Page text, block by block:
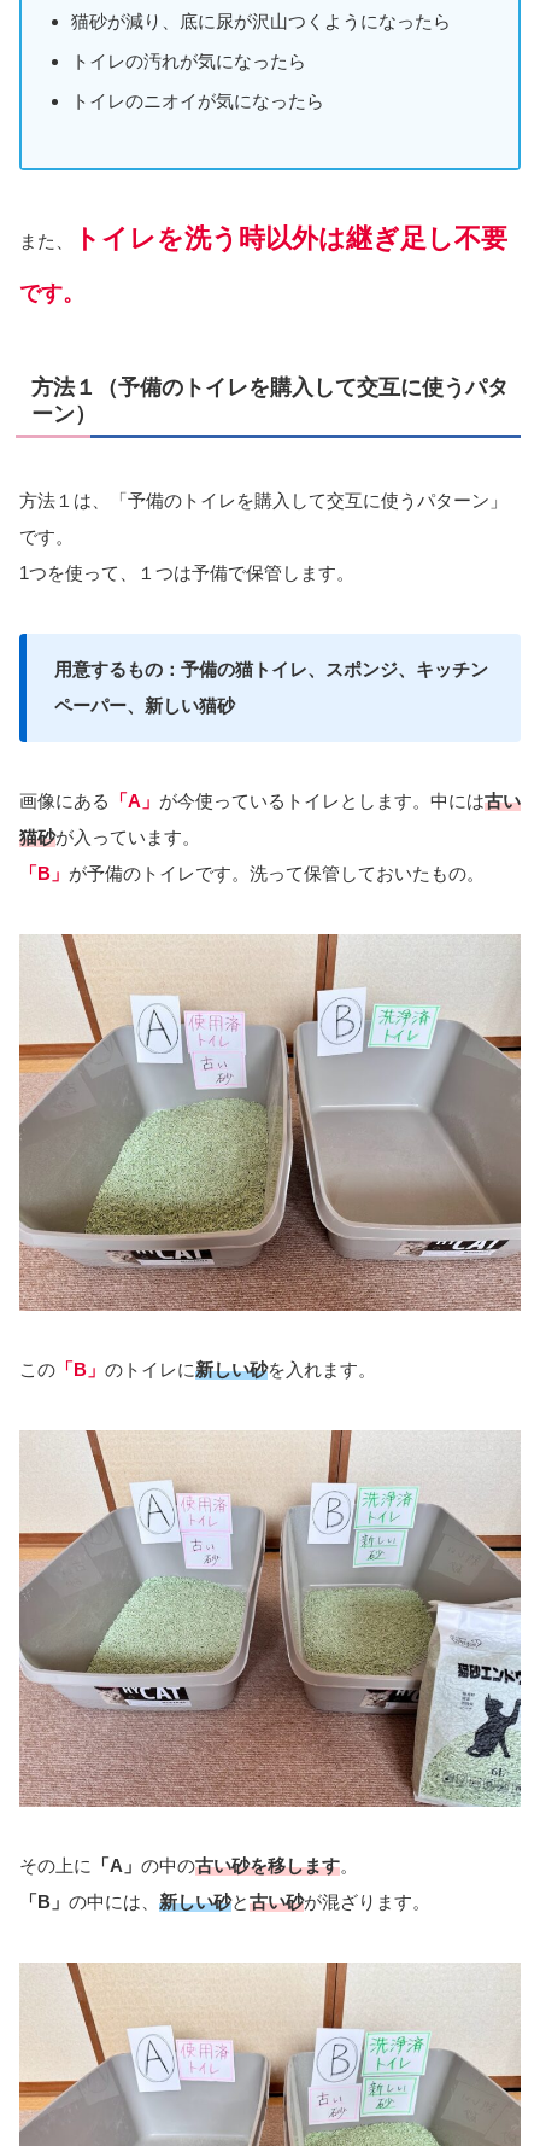
猫砂が減り、底に尿が沢山つくようになったら
トイレの汚れが気になったら
トイレのニオイが気になったら
また、 トイレを洗う時以外は継ぎ足し不要
です。
方法１（予備のトイレを購入して交互に使うパタ
ーン）
方法１は、「予備のトイレを購入して交互に使うパターン」
です。
1つを使って、１つは予備で保管します。
用意するもの：予備の猫トイレ、スポンジ、キッチン
ペーパー、新しい猫砂
画像にある 「A」 が今使っているトイレとします。中には古い
猫砂が入っています。
「B」 が予備のトイレです。洗って保管しておいたもの。
この 「B」 のトイレに新しい砂を入れます。
その上に 「A」 の中の古い砂を移します。
「B」 の中には、 新しい砂と古い砂が混ざります。